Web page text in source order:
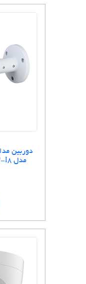
مدل HAC-HFW1500THP-I8